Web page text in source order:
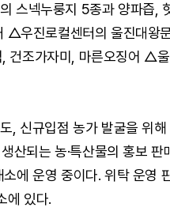
스넥누룽지 5종과 양파즙,
△우진로컬센터의 울진대왕
건조가자미, 마른오징어 △
, 신규입점 농가 발굴을 위
산되는 농·특산물의 홍보 판
에 운영 중이다. 위탁 운영
에 있다.